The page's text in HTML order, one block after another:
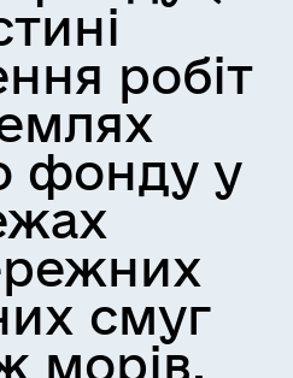
робіт
фонду у
смуг
морів,